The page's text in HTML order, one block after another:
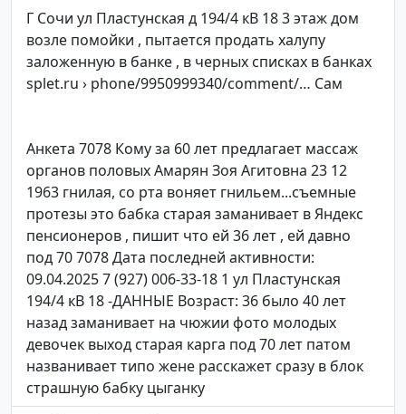
Г Сочи ул Пластунская д 194/4 кВ 18 3 этаж дом
возле помойки , пытается продать халупу
заложенную в банке , в черных списках в банках
splet.ru › phone/9950999340/comment/… Сам
Анкета 7078 Кому за 60 лет предлагает массаж
органов половых Амарян Зоя Агитовна 23 12
1963 гнилая, со рта воняет гнильем...съемные
протезы это бабка старая заманивает в Яндекс
пенсионеров , пишит что ей 36 лет , ей давно
под 70 7078 Дата последней активности:
09.04.2025 7 (927) 006-33-18 1 ул Пластунская
194/4 кВ 18 -ДАННЫЕ Возраст: 36 было 40 лет
назад заманивает на чюжии фото молодых
девочек выход старая карга под 70 лет патом
названивает типо жене расскажет сразу в блок
страшную бабку цыганку